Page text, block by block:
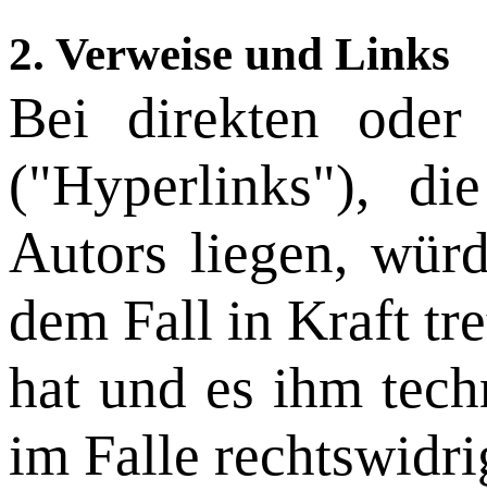
2. Verweise und Links
Bei direkten oder
("Hyperlinks"),
Autors liegen,
dem Fall in Kraft
hat und es ihm
im Falle